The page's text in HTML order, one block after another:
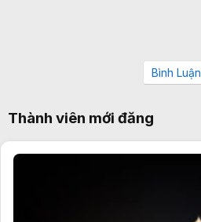
Bình Luận
Thành viên mới đăng